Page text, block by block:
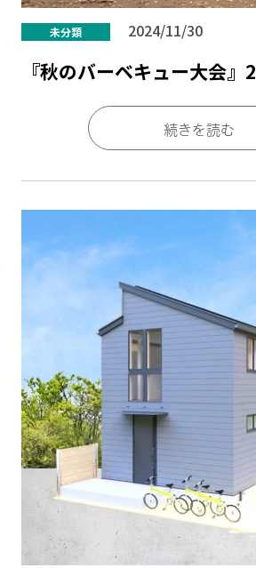
未分類 2024/11/30
『秋のバーベキュー大会』
続きを読む